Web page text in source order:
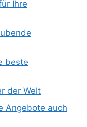
Ihre
beste
der Welt
Angebote auch